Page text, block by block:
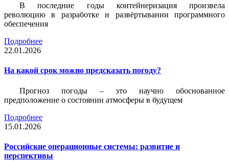
В последние годы контейнеризация произвела
революцию в разработке и развёртывании программного
обеспечения
Подробнее
22.01.2026
На какой срок можно предсказать погоду?
Прогноз погоды – это научно обоснованное
предположение о состоянии атмосферы в будущем
Подробнее
15.01.2026
Российские операционные системы: развитие и
перспективы